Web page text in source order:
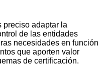
preciso adaptar la
de las entidades
necesidades en función
que aporten valor
de certificación.